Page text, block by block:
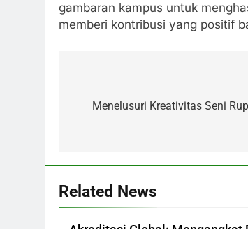
gambaran kampus untuk
memberi kontribusi yang positif
navigation
Menelusuri Kreativitas Seni
Related News